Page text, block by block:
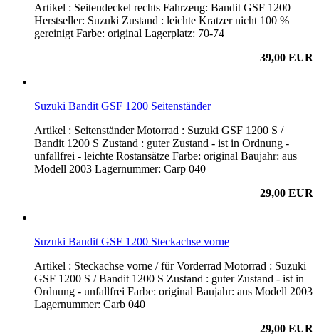
Artikel : Seitendeckel rechts Fahrzeug: Bandit GSF 1200
Herstseller: Suzuki Zustand : leichte Kratzer nicht 100 %
gereinigt Farbe: original Lagerplatz: 70-74
39,00 EUR
Suzuki Bandit GSF 1200 Seitenständer
Artikel : Seitenständer Motorrad : Suzuki GSF 1200 S /
Bandit 1200 S Zustand : guter Zustand - ist in Ordnung -
unfallfrei - leichte Rostansätze Farbe: original Baujahr: aus
Modell 2003 Lagernummer: Carp 040
29,00 EUR
Suzuki Bandit GSF 1200 Steckachse vorne
Artikel : Steckachse vorne / für Vorderrad Motorrad : Suzuki
GSF 1200 S / Bandit 1200 S Zustand : guter Zustand - ist in
Ordnung - unfallfrei Farbe: original Baujahr: aus Modell 2003
Lagernummer: Carb 040
29,00 EUR